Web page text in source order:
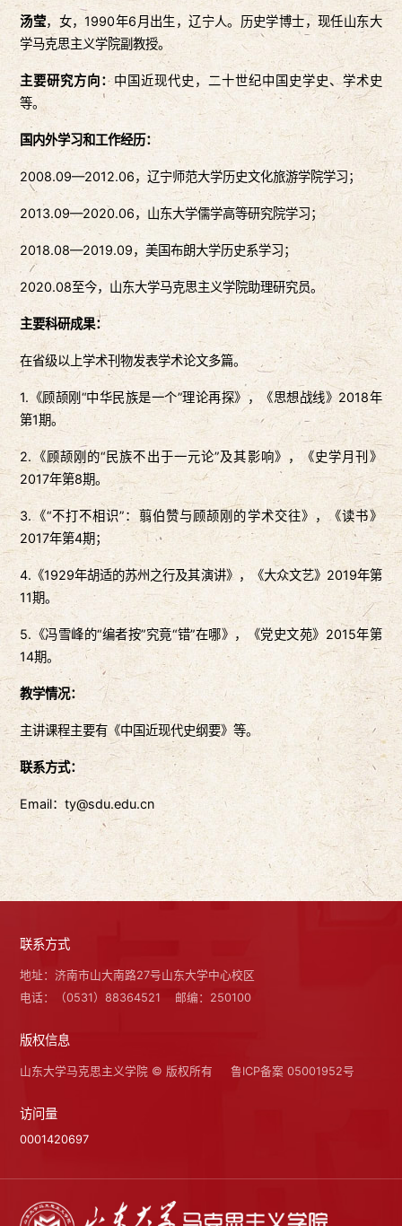
汤莹，女，1990年6月出生，辽宁人。历史学博士，现任山东大
学马克思主义学院副教授。
主要研究方向：中国近现代史，二十世纪中国史学史、学术史
等。
国内外学习和工作经历：
2008.09—2012.06，辽宁师范大学历史文化旅游学院学习；
2013.09—2020.06，山东大学儒学高等研究院学习；
2018.08—2019.09，美国布朗大学历史系学习；
2020.08至今，山东大学马克思主义学院助理研究员。
主要科研成果：
在省级以上学术刊物发表学术论文多篇。
1.《顾颉刚“中华民族是一个”理论再探》，《思想战线》2018年
第1期。
2.《顾颉刚的“民族不出于一元论”及其影响》，《史学月刊》
2017年第8期。
3.《“不打不相识”：翦伯赞与顾颉刚的学术交往》，《读书》
2017年第4期；
4.《1929年胡适的苏州之行及其演讲》，《大众文艺》2019年第
11期。
5.《冯雪峰的“编者按”究竟“错”在哪》，《党史文苑》2015年第
14期。
教学情况：
主讲课程主要有《中国近现代史纲要》等。
联系方式：
Email：ty@sdu.edu.cn
联系方式
地址：济南市山大南路27号山东大学中心校区
电话：（0531）88364521
邮编：250100
版权信息
山东大学马克思主义学院 © 版权所有 鲁ICP备案 05001952号
访问量
0001420697